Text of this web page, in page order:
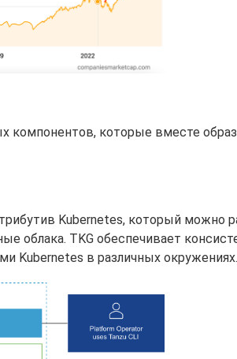
компонентов, которые вместе
Kubernetes, который можно
облака. TKG обеспечивает
Kubernetes в различных окружениях.